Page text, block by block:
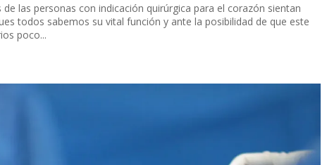
las personas con indicación quirúrgica para el corazón sientan
todos sabemos su vital función y ante la posibilidad de que este
poco...